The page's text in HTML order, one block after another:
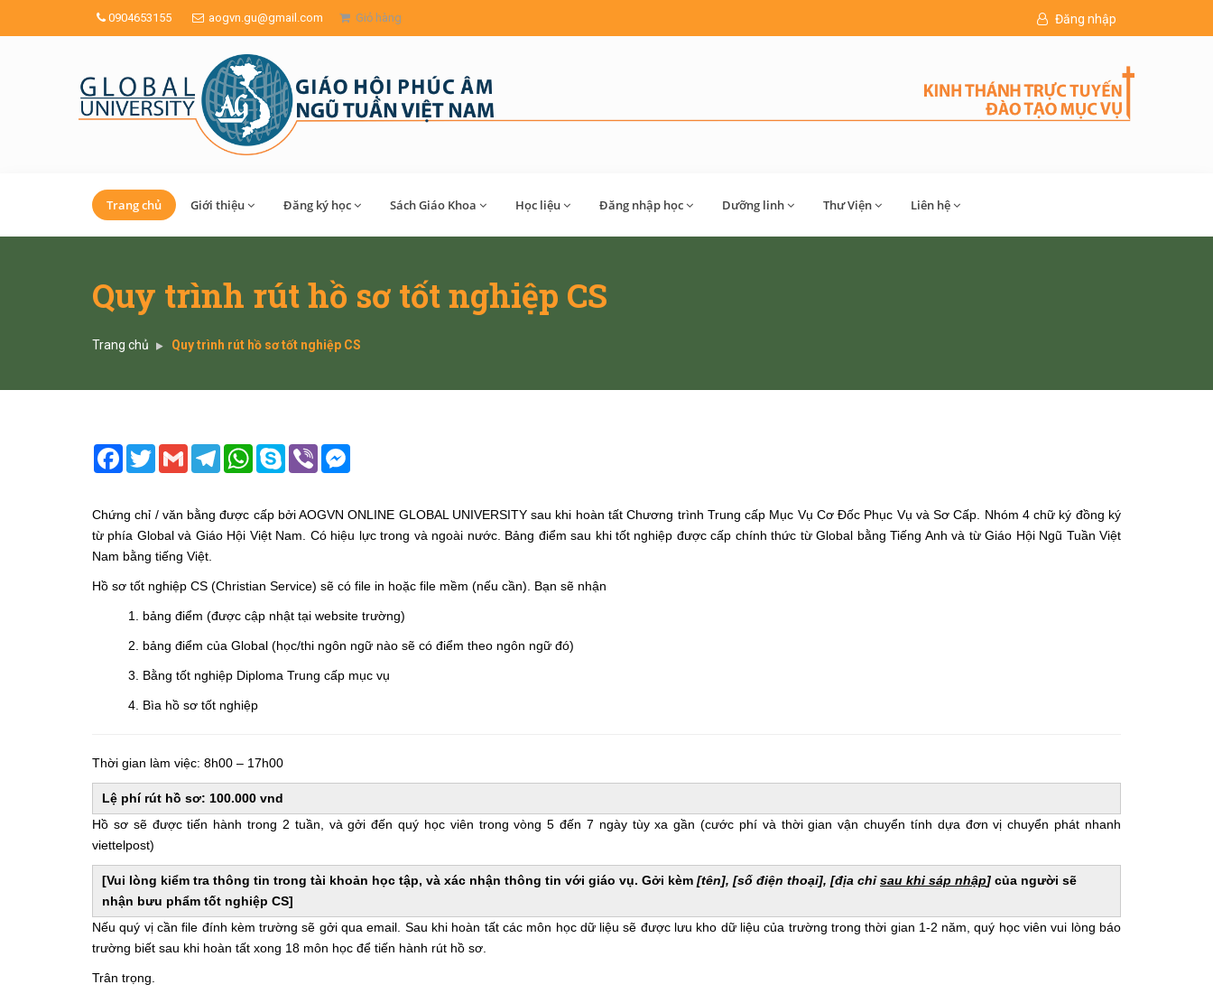
0904653155 aogvn.gu@gmail.com Giỏ hàng Đăng nhập
Trang chủ Giới thiệu Đăng ký học Sách Giáo Khoa Học liệu Đăng nhập học Dưỡng linh Thư Viện Liên hệ
Quy trình rút hồ sơ tốt nghiệp CS
Trang chủ Quy trình rút hồ sơ tốt nghiệp CS
Facebook
TwitterGmail TelegramWhatsApp
Skype Viber
Chứng chỉ / văn bằng được cấp bởi AOGVN ONLINE GLOBAL UNIVERSITY sau khi hoàn tất Chương trình Trung cấp Mục Vụ Cơ Đốc Phục Vụ và Sơ Cấp. Nhóm 4 chữ ký đồng ký
từ phía Global và Giáo Hội Việt Nam. Có hiệu lực trong và ngoài nước. Bảng điểm sau khi tốt nghiệp được cấp chính thức từ Global bằng Tiếng Anh và từ Giáo Hội Ngũ Tuần Việt
Nam bằng tiếng Việt.
Hồ sơ tốt nghiệp CS (Christian Service) sẽ có file in hoặc file mềm (nếu cần). Bạn sẽ nhận
1. bảng điểm (được cập nhật tại website trường)
2. bảng điểm của Global (học/thi ngôn ngữ nào sẽ có điểm theo ngôn ngữ đó)
3. Bằng tốt nghiệp Diploma Trung cấp mục vụ
4. Bìa hồ sơ tốt nghiệp
Thời gian làm việc: 8h00 – 17h00
Lệ phí rút hồ sơ: 100.000 vnd
Hồ sơ sẽ được tiến hành trong 2 tuần, và gởi đến quý học viên trong vòng 5 đến 7 ngày tùy xa gần (cước phí và thời gian vận chuyển tính dựa đơn vị chuyển phát nhanh
viettelpost)
[Vui lòng kiểm tra thông tin trong tài khoản học tập, và xác nhận thông tin với giáo vụ. Gởi kèm [tên], [số điện thoại], [địa chỉsau khi sáp nhập] của người sẽ
nhận bưu phẩm tốt nghiệp CS]
Nếu quý vị cần file đính kèm trường sẽ gởi qua email. Sau khi hoàn tất các môn học dữ liệu sẽ được lưu kho dữ liệu của trường trong thời gian 1-2 năm, quý học viên vui lòng báo
trường biết sau khi hoàn tất xong 18 môn học để tiến hành rút hồ sơ.
Trân trọng.